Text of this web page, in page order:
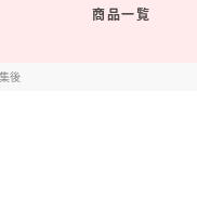
商品一覧
後